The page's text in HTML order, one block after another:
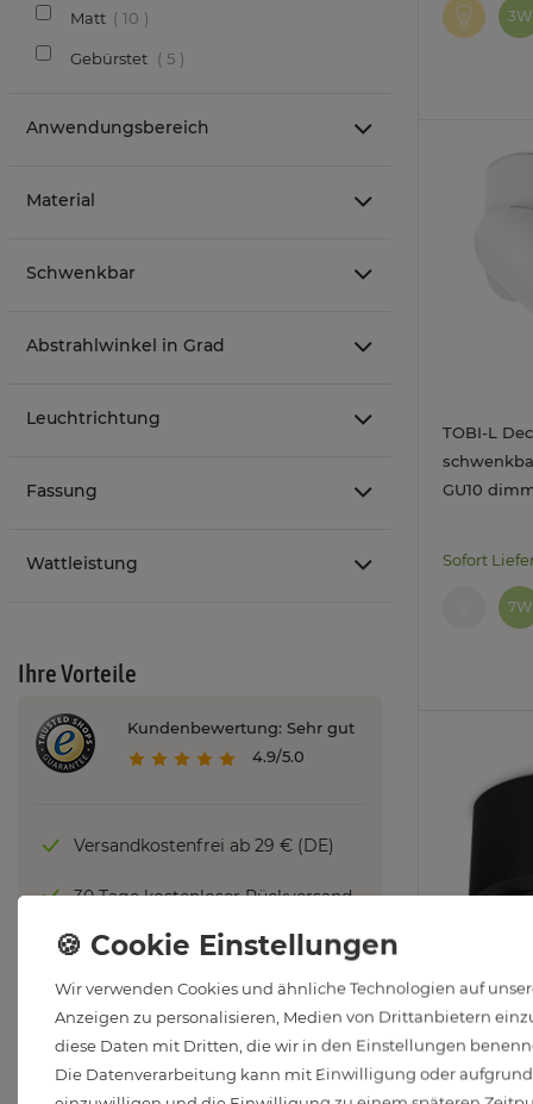
Matt 10
Gebürstet 5
Anwendungsbereich
Material
Schwenkbar
Abstrahlwinkel in Grad
Leuchtrichtung
Fassung
Wattleistung
Ihre Vorteile
Kundenbewertung: Sehr gut
4.9/5.0
Versandkostenfrei ab 29 € (DE)
30 Tage kostenloser Rückversand
Persönlicher Service
4 % Rabatt ab 150 € Bestellwert
6 % Rabatt ab 500 € Bestellwert
Zu allen Vorteilen
3W
TOBI-L
GU10
Sofort
7W
CELI-1BM
Modul 4W
Wir verwenden Cookies und ähnliche Technologien auf
Anzeigen zu personalisieren, Medien von Drittanbietern
diese Daten mit Dritten, die wir in den Einstellungen
Die Datenverarbeitung kann mit Einwilligung oder